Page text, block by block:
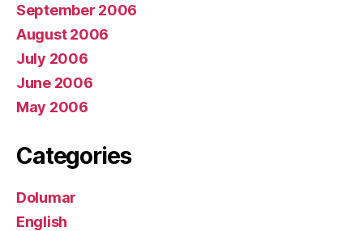
September 2006
August 2006
July 2006
June 2006
May 2006
Categories
Dolumar
English